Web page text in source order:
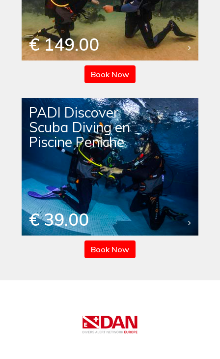
€ 149.00
Book Now
PADI Discover
Scuba Diving en
Piscine Peniche
€ 39.00
Book Now